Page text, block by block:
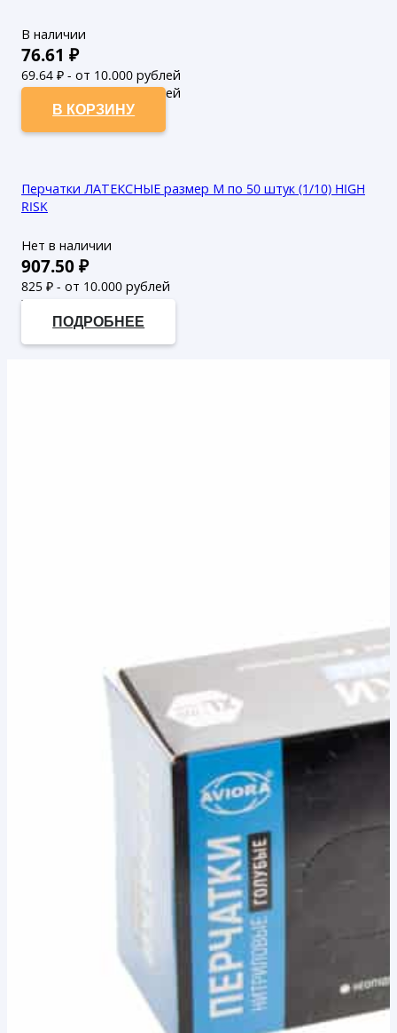
В наличии
76.61 ₽
69.64 ₽ - от 10.000 рублей
63.31₽ - от 50.000 рублей
В КОРЗИНУ
Перчатки ЛАТЕКСНЫЕ размер М по 50 штук (1/10) HIGH
RISK
Нет в наличии
907.50₽
825 ₽ - от 10.000 рублей
750
ПОДРОБНЕЕ